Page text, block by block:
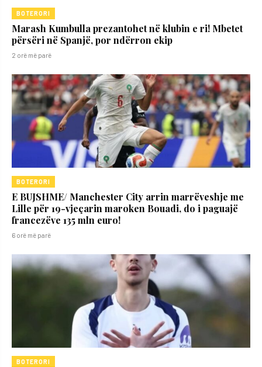
BOTERORI
Marash Kumbulla prezantohet në klubin e ri! Mbetet
përsëri në Spanjë, por ndërron ekip
2 orë më parë
BOTERORI
E BUJSHME/ Manchester City arrin marrëveshje me
Lille për 19-vjeçarin maroken Bouadi, do i paguajë
francezëve 135 mln euro!
6 orë më parë
BOTERORI